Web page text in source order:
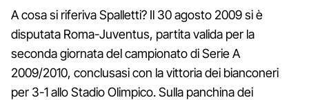
A cosa si riferiva Spalletti? Il 30 agosto 2009 si è
disputata Roma-Juventus, partita valida per la
seconda giornata del campionato di Serie A
2009/2010, conclusasi con la vittoria dei bianconeri
per 3-1 allo Stadio Olimpico. Sulla panchina dei